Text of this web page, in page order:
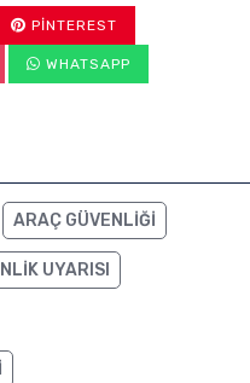
PINTEREST
WHATSAPP
ARAÇ GÜVENLIĞI
UYARISI